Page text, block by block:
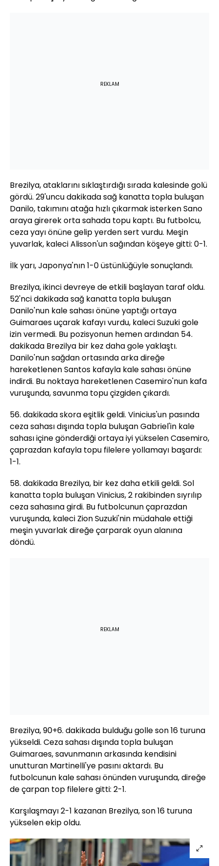
REKLAM
Brezilya, ataklarını sıklaştırdığı sırada kalesinde golü
gördü. 29'uncu dakikada sağ kanatta topla buluşan
Danilo, takımını atağa hızlı çıkarmak isterken Sano
araya girerek orta sahada topu kaptı. Bu futbolcu,
ceza yayı önüne gelip yerden sert vurdu. Meşin
yuvarlak, kaleci Alisson'un sağından köşeye gitti: 0-1.
İlk yarı, Japonya'nın 1-0 üstünlüğüyle sonuçlandı.
Brezilya, ikinci devreye de etkili başlayan taraf oldu.
52'nci dakikada sağ kanatta topla buluşan
Danilo'nun kale sahası önüne yaptığı ortaya
Guimaraes uçarak kafayı vurdu, kaleci Suzuki gole
izin vermedi. Bu pozisyonun hemen ardından 54.
dakikada Brezilya bir kez daha gole yaklaştı.
Danilo'nun sağdan ortasında arka direğe
hareketlenen Santos kafayla kale sahası önüne
indirdi. Bu noktaya hareketlenen Casemiro'nun kafa
vuruşunda, savunma topu çizgiden çıkardı.
56. dakikada skora eşitlik geldi. Vinicius'un pasında
ceza sahası dışında topla buluşan Gabriel'in kale
sahası içine gönderdiği ortaya iyi yükselen Casemiro,
çaprazdan kafayla topu filelere yollamayı başardı:
1-1.
58. dakikada Brezilya, bir kez daha etkili geldi. Sol
kanatta topla buluşan Vinicius, 2 rakibinden sıyrılıp
ceza sahasına girdi. Bu futbolcunun çaprazdan
vuruşunda, kaleci Zion Suzuki'nin müdahale ettiği
meşin yuvarlak direğe çarparak oyun alanına
döndü.
REKLAM
Brezilya, 90+6. dakikada bulduğu golle son 16 turuna
yükseldi. Ceza sahası dışında topla buluşan
Guimaraes, savunmanın arkasında kendisini
unutturan Martinelli'ye pasını aktardı. Bu
futbolcunun kale sahası önünden vuruşunda, direğe
de çarpan top filelere gitti: 2-1.
Karşılaşmayı 2-1 kazanan Brezilya, son 16 turuna
yükselen ekip oldu.